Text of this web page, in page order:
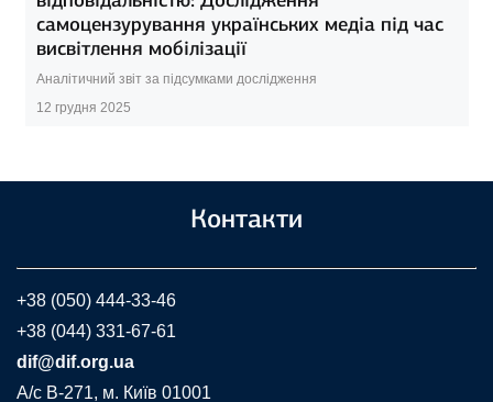
самоцензурування українських медіа під час
висвітлення мобілізації
Аналітичний звіт за підсумками дослідження
12 грудня 2025
Контакти
+38 (050) 444-33-46
+38 (044) 331-67-61
dif@dif.org.ua
A/c В-271, м. Київ 01001